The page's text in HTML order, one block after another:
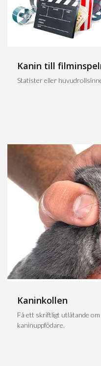
Kanin till
Statister eller
Kaninkollen
Få ett skriftligt utlåtande
kaninuppfödare.